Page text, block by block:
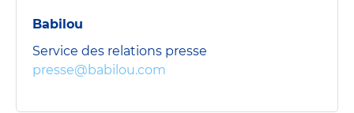
Babilou
Service des relations presse
presse@babilou.com